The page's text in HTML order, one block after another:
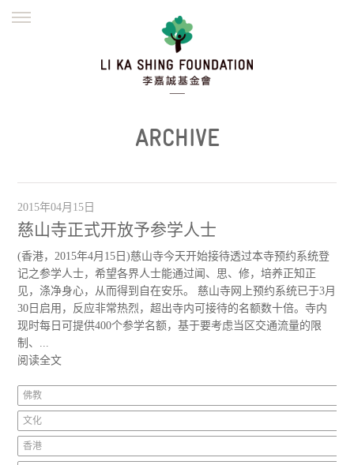
繁體
ARCHIVE
2015年04月15日
慈山寺正式开放予参学人士
(香港，2015年4月15日)慈山寺今天开始接待透过本寺预约系统登
记之参学人士，希望各界人士能通过闻、思、修，培养正知正
见，涤净身心，从而得到自在安乐。 慈山寺网上预约系统已于3月
30日启用，反应非常热烈，超出寺内可接待的名额数十倍。寺内
现时每日可提供400个参学名额，基于要考虑当区交通流量的限
制、...
阅读全文
佛教
文化
香港